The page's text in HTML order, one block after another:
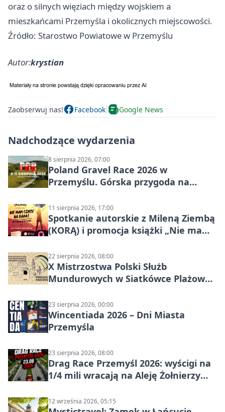
oraz o silnych więziach między wojskiem a
mieszkańcami Przemyśla i okolicznych miejscowości.
Źródło: Starostwo Powiatowe w Przemyślu
Autor:krystian
Zaobserwuj nas! Facebook Google News
Nadchodzące wydarzenia
8 sierpnia 2026, 07:00
Poland Gravel Race 2026 w
Przemyślu. Górska przygoda na
11 sierpnia 2026, 17:00
Spotkanie autorskie z Mileną Ziembą
(KORĄ) i promocja książki „Nie mam
22 sierpnia 2026, 08:00
X Mistrzostwa Polski Służb
Mundurowych w Siatkówce Plażowej
23 sierpnia 2026, 00:00
Wincentiada 2026 – Dni Miasta
Przemyśla
23 sierpnia 2026, 08:00
Drag Race Przemyśl 2026: wyścigi na
1/4 mili wracają na Aleję Żołnierzy
12 września 2026, 05:15